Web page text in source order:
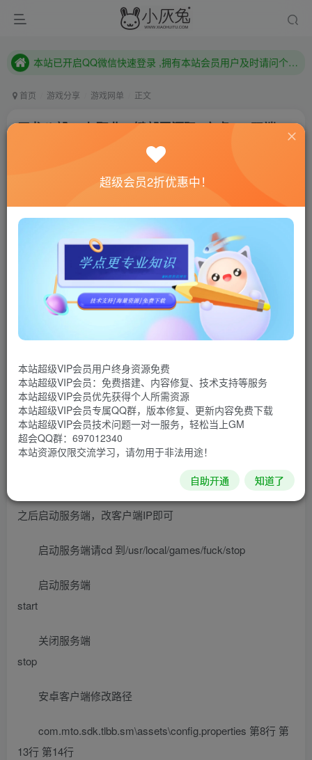
本站已开启QQ微信快速登录 ,拥有本站会员用户及时请问个人中心绑定！
本站已开启QQ微信快速登录 ,拥有本站会员用户及时请问个人中心绑定！
首页 游戏分享 游戏网单 正文
天龙八部3D七职业一键部署源码+安卓IOS双端
826 12
联网教程： 内附教程
单机教程： 内附教程
不懂的话联系客服！！！
把fuck.tar.gz传到/usr/local/games目录下
把gosetup.sh传到/root目录下
cd /root
chmod -R 777 /root
./gosetup.sh
之后一直等待，服务器就会自动部署好。
重要提醒（非常非常非常重要）：部署过程中不要操作，不
要强制关闭，要一直等到部署结束。
之后启动服务端，改客户端IP即可
启动服务端请cd 到/usr/local/games/fuck/stop
启动服务端
start
关闭服务端
stop
安卓客户端修改路径
com.mto.sdk.tlbb.sm\assets\config.properties 第8行 第
13行 第14行
超级会员2折优惠中！
本站超级VIP会员用户终身资源免费
本站超级VIP会员：免费搭建、内容修复、技术支持等服务
本站超级VIP会员优先获得个人所需资源
本站超级VIP会员专属QQ群，版本修复、更新内容免费下载
本站超级VIP会员技术问题一对一服务，轻松当上GM
超会QQ群：697012340
本站资源仅限交流学习，请勿用于非法用途！
自助开通 知道了